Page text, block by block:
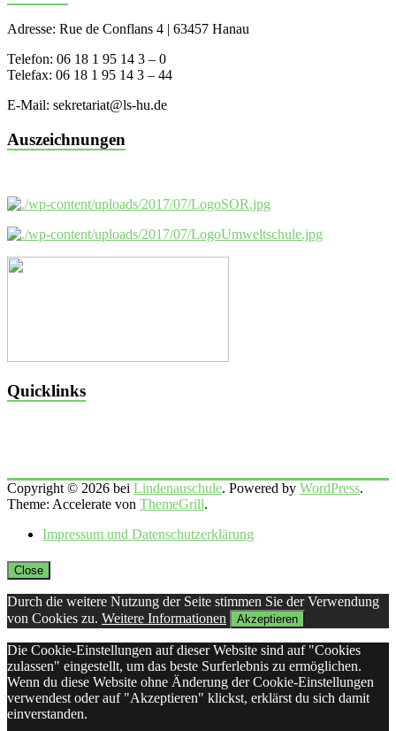
Adresse: Rue de Conflans 4 | 63457 Hanau
Telefon: 06 18 1 95 14 3 – 0
Telefax: 06 18 1 95 14 3 – 44
E-Mail: sekretariat@ls-hu.de
Auszeichnungen
Quicklinks
Copyright © 2026 bei Lindenauschule. Powered by WordPress.
Theme: Accelerate von ThemeGrill.
Impressum und Datenschutzerklärung
Close
Durch die weitere Nutzung der Seite stimmen Sie der Verwendung
von Cookies zu. Weitere Informationen Akzeptieren
Die Cookie-Einstellungen auf dieser Website sind auf "Cookies
zulassen" eingestellt, um das beste Surferlebnis zu ermöglichen.
Wenn du diese Website ohne Änderung der Cookie-Einstellungen
verwendest oder auf "Akzeptieren" klickst, erklärst du sich damit
einverstanden.